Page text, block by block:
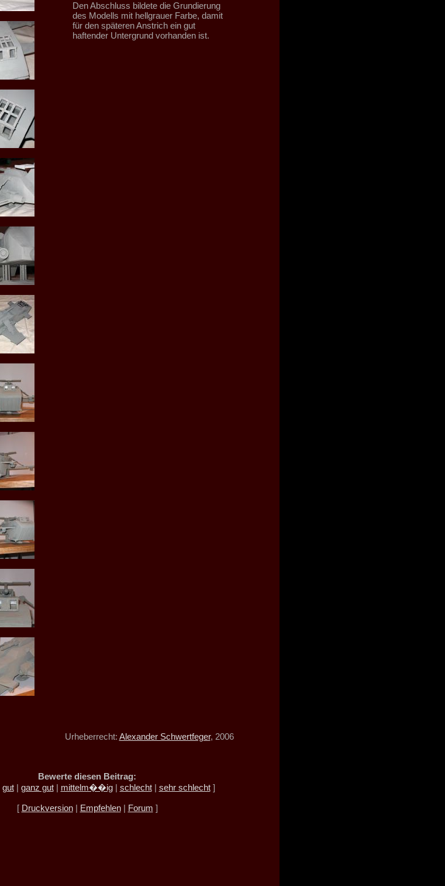
Den Abschluss bildete die Grundierung
des Modells mit hellgrauer Farbe, damit
für den späteren Anstrich ein gut
haftender Untergrund vorhanden ist.
Urheberrecht: Alexander Schwertfeger, 2006
Bewerte diesen Beitrag:
gut| ganz gut| mittelm��ig| schlecht| sehr schlecht]
[ Druckversion| Empfehlen| Forum ]